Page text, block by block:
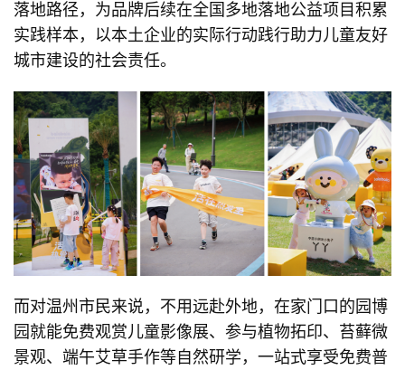
落地路径，为品牌后续在全国多地落地公益项目积累
实践样本，以本土企业的实际行动践行助力儿童友好
城市建设的社会责任。
而对温州市民来说，不用远赴外地，在家门口的园博
园就能免费观赏儿童影像展、参与植物拓印、苔藓微
景观、端午艾草手作等自然研学，一站式享受免费普